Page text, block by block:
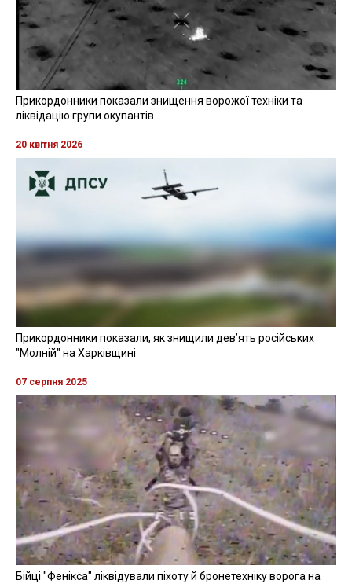
Прикордонники показали знищення ворожої техніки та
ліквідацію групи окупантів
20 квітня 2026
Прикордонники показали, як знищили девʼять російських
"Молній" на Харківщині
07 серпня 2025
Бійці "Фенікса" ліквідували піхоту й бронетехніку ворога на